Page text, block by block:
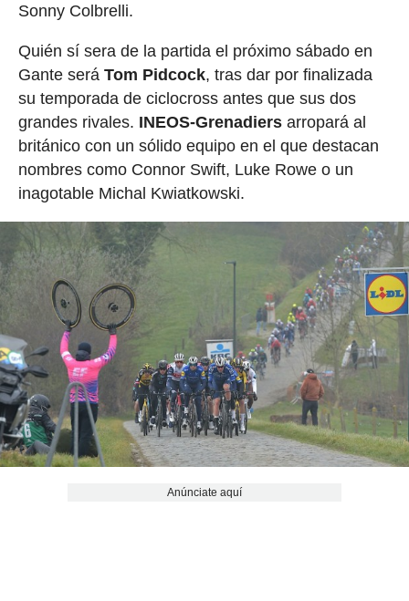
Sonny Colbrelli.
Quién sí sera de la partida el próximo sábado en
Gante será Tom Pidcock, tras dar por finalizada
su temporada de ciclocross antes que sus dos
grandes rivales. INEOS-Grenadiersarropará al
británico con un sólido equipo en el que destacan
nombres como Connor Swift, Luke Rowe o un
inagotable Michal Kwiatkowski.
Anúnciate aquí